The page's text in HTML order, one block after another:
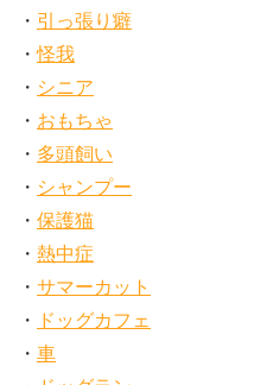
引っ張り癖
怪我
シニア
おもちゃ
多頭飼い
シャンプー
保護猫
熱中症
サマーカット
ドッグカフェ
車